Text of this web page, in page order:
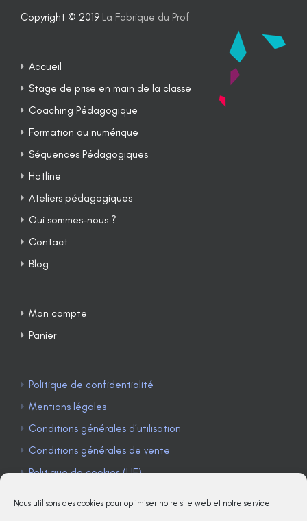
Nous utilisons des cookies pour optimiser notre site web et notre service.
Copyright © 2019 La Fabrique du Prof
Accueil
Stage de prise en main de la classe
Coaching Pédagogique
Formation au numérique
Séquences Pédagogiques
Hotline
Ateliers pédagogiques
Qui sommes-nous ?
Contact
Blog
Mon compte
Panier
Politique de confidentialité
Mentions légales
Conditions générales d’utilisation
Conditions générales de vente
Politique de cookies (UE)